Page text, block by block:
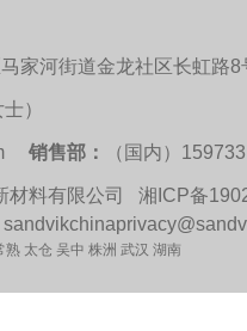
家河街道金龙社区长虹路8
）
销售部： （国内）
材料有限公司 湘ICP备
熟 太仓 吴中 株洲 武汉 湖南